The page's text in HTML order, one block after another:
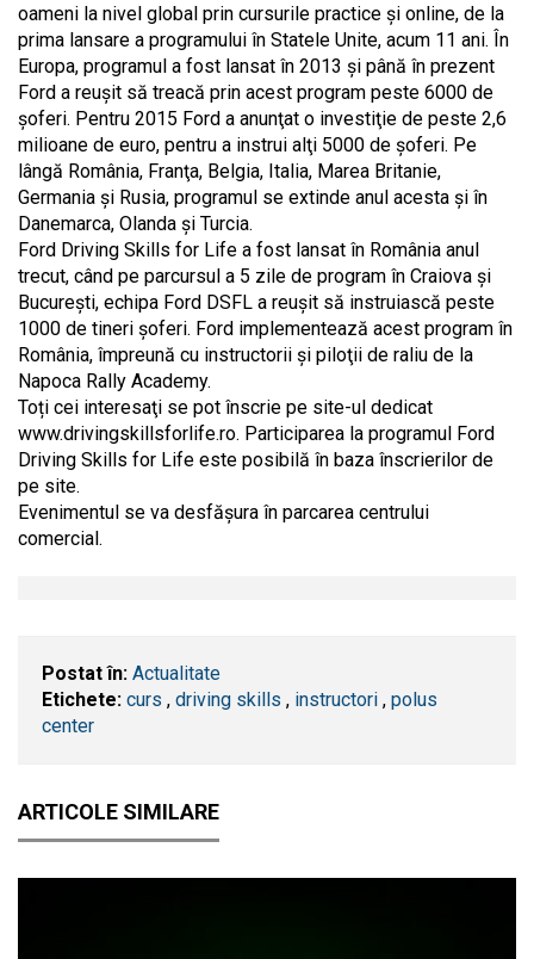
oameni la nivel global prin cursurile practice şi online, de la
prima lansare a programului în Statele Unite, acum 11 ani. În
Europa, programul a fost lansat în 2013 şi până în prezent
Ford a reuşit să treacă prin acest program peste 6000 de
şoferi. Pentru 2015 Ford a anunţat o investiţie de peste 2,6
milioane de euro, pentru a instrui alţi 5000 de şoferi. Pe
lângă România, Franţa, Belgia, Italia, Marea Britanie,
Germania şi Rusia, programul se extinde anul acesta şi în
Danemarca, Olanda şi Turcia.
Ford Driving Skills for Life a fost lansat în România anul
trecut, când pe parcursul a 5 zile de program în Craiova şi
Bucureşti, echipa Ford DSFL a reuşit să instruiască peste
1000 de tineri şoferi. Ford implementează acest program în
România, împreună cu instructorii şi piloţii de raliu de la
Napoca Rally Academy.
Toți cei interesaţi se pot înscrie pe site-ul dedicat
www.drivingskillsforlife.ro. Participarea la programul Ford
Driving Skills for Life este posibilă în baza înscrierilor de
pe site.
Evenimentul se va desfășura în parcarea centrului
comercial.
Postat în: Actualitate
Etichete: curs , driving skills , instructori , polus
center
ARTICOLE SIMILARE